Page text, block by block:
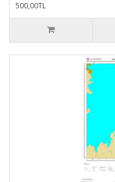
500,00TL